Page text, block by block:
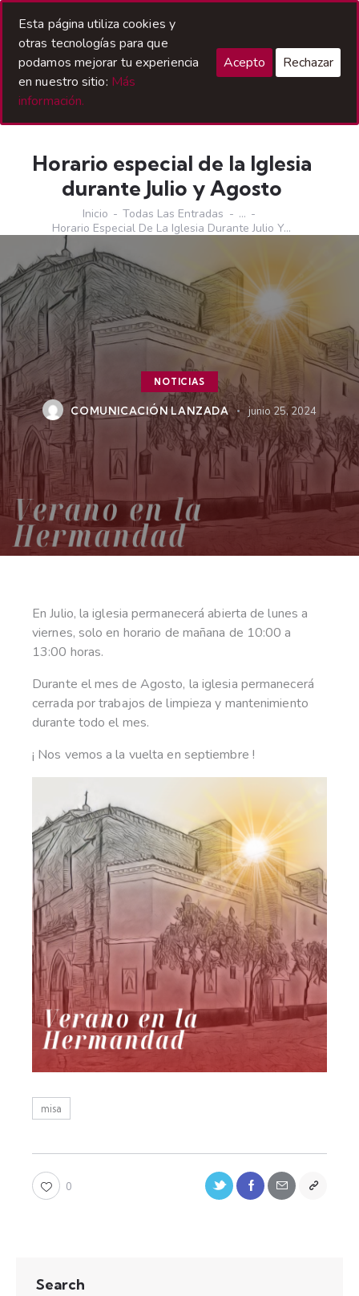
Horario especial de la Iglesia
durante Julio y Agosto
Inicio Todas Las Entradas
...
Horario Especial De La Iglesia Durante Julio Y...
NOTICIAS
COMUNICACIÓN LANZADA junio 25, 2024
En Julio, la iglesia permanecerá abierta de lunes a
viernes, solo en horario de mañana de 10:00 a
13:00 horas.
Durante el mes de Agosto, la iglesia permanecerá
cerrada por trabajos de limpieza y mantenimiento
durante todo el mes.
¡ Nos vemos a la vuelta en septiembre ! ️
misa
0
Search
Esta página utiliza cookies y
otras tecnologías para que
podamos mejorar tu experiencia
en nuestro sitio: Más
información.
Acepto Rechazar